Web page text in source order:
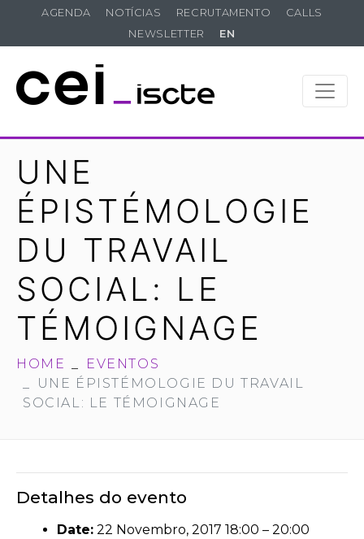
AGENDA NOTÍCIAS RECRUTAMENTO
CALLS
NEWSLETTER
EN
UNE
ÉPISTÉMOLOGIE
DU TRAVAIL
SOCIAL: LE
TÉMOIGNAGE
HOME
EVENTOS
UNE ÉPISTÉMOLOGIE DU TRAVAIL
SOCIAL: LE TÉMOIGNAGE
Detalhes do evento
Date: 22 Novembro, 2017 18:00 – 20:00